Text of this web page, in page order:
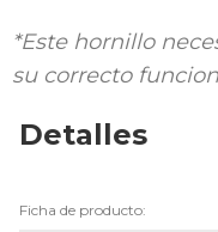
*Este hornillo
su correcto
Detalles
Ficha de producto: